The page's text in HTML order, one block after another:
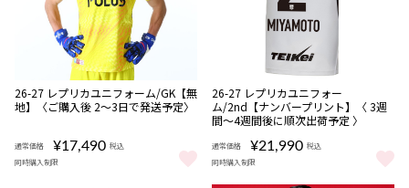
数量
限定
販売期間
08/08 10:00〜
26-27 レプリカユニフォーム/GK【無
地】〈ご購入後 2～3日で発送予定〉
通常価格 ¥17,490 税込
同時購入制限
数量
限定
受注
商品
26-27 レプリカユニフォー
ム/2nd【ナンバープリント】〈 3週
間〜4週間後に順次出荷予定 〉
通常価格 ¥21,990 税込
同時購入制限